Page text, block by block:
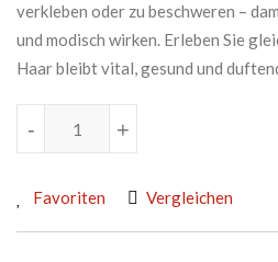
verkleben oder zu beschweren –
und modisch wirken. Erleben Sie
Haar bleibt vital, gesund und
+
-
Favoriten Vergleichen